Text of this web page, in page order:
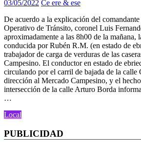
03/05/2022 Ce ere & ese
De acuerdo a la explicación del
Operativo de Tránsito, coronel Luis
aproximadamente a las 8h00 de la mañana,
conducida por Rubén R.M. (en estado de
trabajador de carga de verduras de las
Campesino. El conductor en estado de
circulando por el carril de bajada de la
dirección al Mercado Campesino, y el
intersección de la calle Arturo Borda
…
Local
PUBLICIDAD